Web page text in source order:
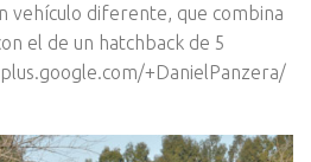
vehículo diferente, que combina
el de un hatchback de 5
+DanielPanzera/